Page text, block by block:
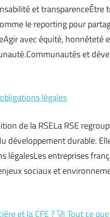
et transparenceÊtre
le reporting pour
avec équité, honnêteté
et
légales
de la RSELa RSE
développement durable.
légalesLes entreprises
sociaux et
et la CFE ? 🚀 Tout ce